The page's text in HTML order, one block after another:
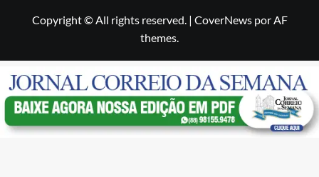
Copyright © All rights reserved. | CoverNewspor AF
themes.